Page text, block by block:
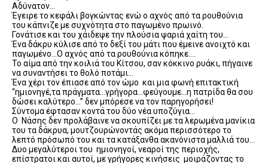
Αδύνατον…
Έγειρε το κεφάλι βογκώντας ενώ ο αχνός από τα ρουθούνια
του κάπνιζε με συχνότητα στο παγωμένο πρωινό.
Γονάτισε και του χάιδεψε την πλούσια ψαριά χαίτη του…
Ένα δάκρυ κύλισε από το δεξί του μάτι που έμεινε ανοιχτό και
παγωμένο…Ο αχνός από τα ρουθούνια κόπηκε….
Το αίμα από την κοιλιά του Κίτσου, σαν κόκκινο ρυάκι, πήγαινε
να συναντήσει το θολό ποτάμι…
Ένα χέρι τον έπιασε από τον ώμο και μια φωνή επιτακτική
“ημιονηγέ,τα πράγματα…γρήγορα…φεύγουμε…η πατρίδα θα σου
δώσει καλύτερο…” δεν μπόρεσε να τον παρηγορήσει!
Σύντομα έφτασαν κοντά του δύο νέα υποζύγια…
Ο Νάσης δεν προλάβαινε να σκουπίζει με τα λερωμένα μανίκια
του τα δάκρυα, μουτζουρώνοντάς ακόμα περισσότερο το
λεπτό πρόσωπό του και τα κατάξανθα ακανόνιστα μαλλιά του…
Δυο μεγαλύτεροι του ημιονηγοί, νεαροί της περιοχής,
επίστρατοι και αυτοί, με γρήγορες κινήσεις μοιράζοντας το